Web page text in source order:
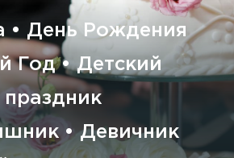
• День Рождения
Год • Детский
праздник
• Девичник